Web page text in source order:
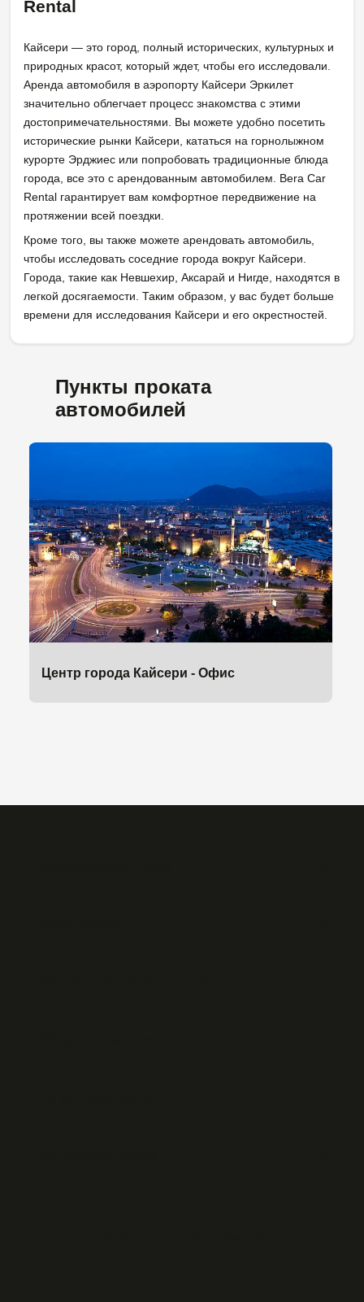
Rental
Кайсери — это город, полный исторических, культурных и
природных красот, который ждет, чтобы его исследовали.
Аренда автомобиля в аэропорту Кайсери Эркилет
значительно облегчает процесс знакомства с этими
достопримечательностями. Вы можете удобно посетить
исторические рынки Кайсери, кататься на горнолыжном
курорте Эрджиес или попробовать традиционные блюда
города, все это с арендованным автомобилем. Bera Car
Rental гарантирует вам комфортное передвижение на
протяжении всей поездки.
Кроме того, вы также можете арендовать автомобиль,
чтобы исследовать соседние города вокруг Кайсери.
Города, такие как Невшехир, Аксарай и Нигде, находятся в
легкой досягаемости. Таким образом, у вас будет больше
времени для исследования Кайсери и его окрестностей.
Пункты проката
автомобилей
Центр города Кайсери - Офис